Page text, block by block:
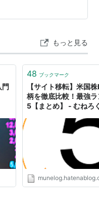
した白馬三山の縦走
白馬三山以外で、ど
の日米協調介入による
しぶ…
もっと見る
門
48 ブックマーク
【サイト移転】米国
柄を徹底比較！最強
5【まとめ】 - むねろ